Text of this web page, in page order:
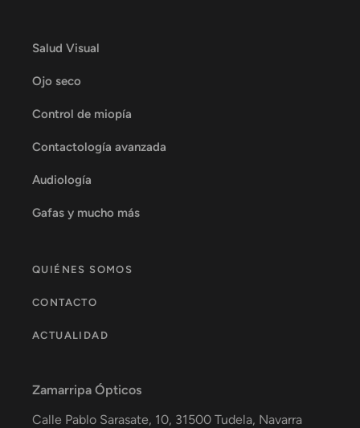
Salud Visual
Ojo seco
Control de miopía
Contactología avanzada
Audiología
Gafas y mucho más
QUIÉNES SOMOS
CONTACTO
ACTUALIDAD
Zamarripa Ópticos
Calle Pablo Sarasate, 10, 31500 Tudela, Navarra